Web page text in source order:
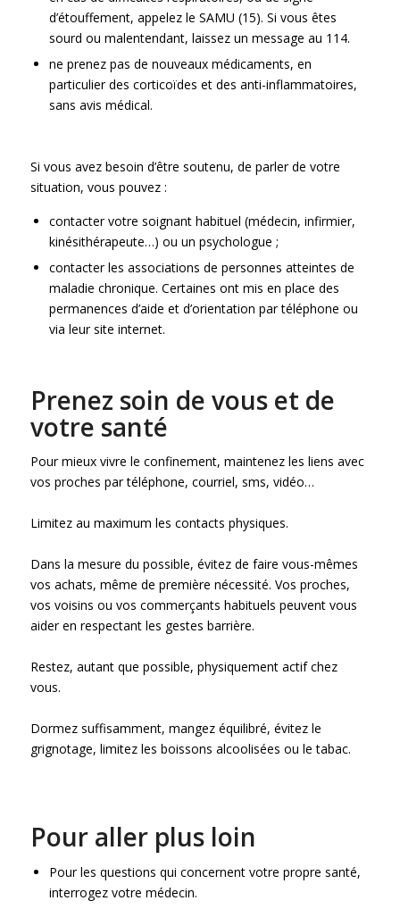
d’étouffement, appelez le SAMU (15). Si vous êtes
sourd ou malentendant, laissez un message au 114.
ne prenez pas de nouveaux médicaments, en
particulier des corticoïdes et des anti-inflammatoires,
sans avis médical.
Si vous avez besoin d’être soutenu, de parler de votre
situation, vous pouvez :
contacter votre soignant habituel (médecin, infirmier,
kinésithérapeute…) ou un psychologue ;
contacter les associations de personnes atteintes de
maladie chronique. Certaines ont mis en place des
permanences d’aide et d’orientation par téléphone ou
via leur site internet.
Prenez soin de vous et de
votre santé
Pour mieux vivre le confinement, maintenez les liens avec
vos proches par téléphone, courriel, sms, vidéo…
Limitez au maximum les contacts physiques.
Dans la mesure du possible, évitez de faire vous-mêmes
vos achats, même de première nécessité. Vos proches,
vos voisins ou vos commerçants habituels peuvent vous
aider en respectant les gestes barrière.
Restez, autant que possible, physiquement actif chez
vous.
Dormez suffisamment, mangez équilibré, évitez le
grignotage, limitez les boissons alcoolisées ou le tabac.
Pour aller plus loin
Pour les questions qui concernent votre propre santé,
interrogez votre médecin.